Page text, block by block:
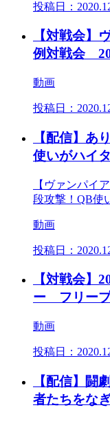
投稿日：
【対戦会】
例対戦会
動画
投稿日：
【配信】あ
使いがハイ
【ヴァンパイ
段攻撃！QB使
動画
投稿日：
【対戦会】
ー フリー
動画
投稿日：
【配信】闘
者たちをな